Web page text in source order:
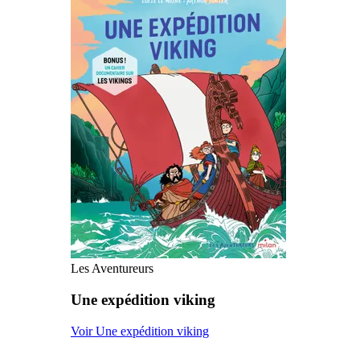
Les Aventureurs
Une expédition viking
Voir Une expédition viking